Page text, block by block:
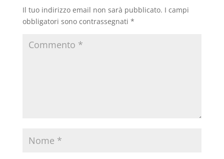
Il tuo indirizzo email non sarà pubblicato. I campi
obbligatori sono contrassegnati *